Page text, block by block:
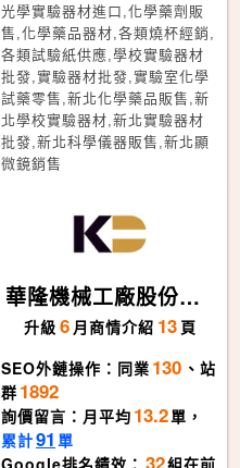
光學實驗器材進口,化學藥劑販
售,化學藥品器材,各類燒杯經銷,
各類試驗紙供應,學校實驗器材
批發,實驗器材批發,實驗室化學
試藥零售,新北化學藥品販售,新
北學校實驗器材,新北實驗器材
批發,新北科學儀器販售,新北顯
微鏡銷售
華隆機械工廠股份有
限公司
升級 6 月商情介紹 13 頁
SEO外鏈操作：同業 130 、站
群 1892
詢價留言：月平均 13.2單，
累計91 單